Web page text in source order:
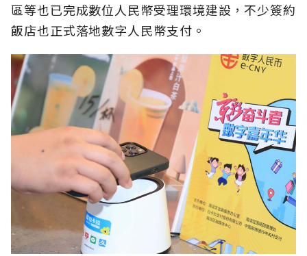
區等也已完成數位人民幣受理環境建設，不少簽約
飯店也正式落地數字人民幣支付。